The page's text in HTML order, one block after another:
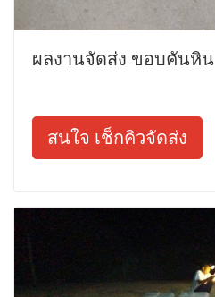
ผลงานจัดส่ง ขอบคันหิน
สนใจ เช็กคิวจัดส่ง